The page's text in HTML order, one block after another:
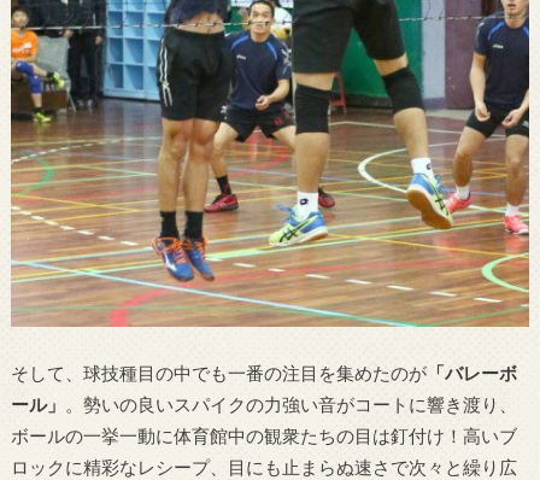
そして、球技種目の中でも一番の注目を集めたのが「バレーボ
ール」 。勢いの良いスパイクの力強い音がコートに響き渡り、
ボールの一挙一動に体育館中の観衆たちの目は釘付け！高いブ
ロックに精彩なレシープ、目にも止まらぬ速さで次々と繰り広